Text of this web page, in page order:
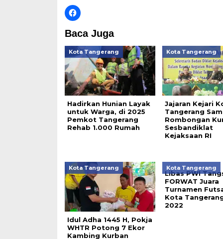
Baca Juga
Kota Tangerang
Hadirkan Hunian Layak
untuk Warga, di 2025
Pemkot Tangerang
Rehab 1.000 Rumah
Kota Tangerang
Jajaran Kejari
Tangerang
Rombongan
Sesbandiklat
Kejaksaan RI
Kota Tangerang
Idul Adha 1445 H, Pokja
WHTR Potong 7 Ekor
Kambing Kurban
Kota Tangerang
Libas PWI
FORWAT Juara
Turnamen
Kota
2022